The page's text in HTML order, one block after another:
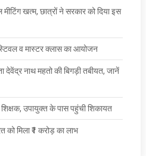
खत्म, छात्रों ने सरकार को दिया इस
व मास्टर क्लास का आयोजन
नाथ महतो की बिगड़ी तबीयत, जानें
उपायुक्त के पास पहुंची शिकायत
को मिला ₹1 करोड़ का लाभ